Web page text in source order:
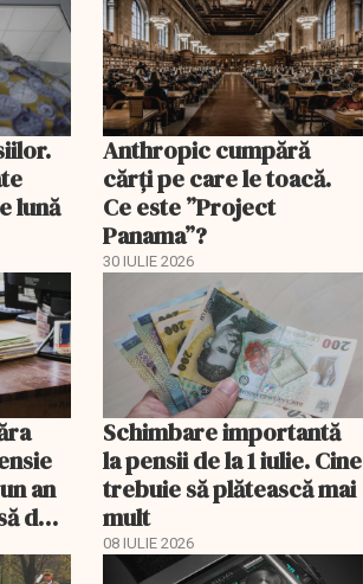
lună
Anthropic cumpără
cărți pe care le toacă.
Ce este ”Project
Panama”?
30 IULIE 2026
an
duci
Schimbare importantă
la pensii de la 1 iulie. Cine
trebuie să plătească mai
mult
08 IULIE 2026